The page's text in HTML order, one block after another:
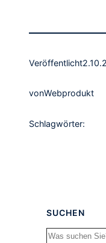
Veröffentlicht
vonWebprodukt
Schlagwörter:
SUCHEN
Search